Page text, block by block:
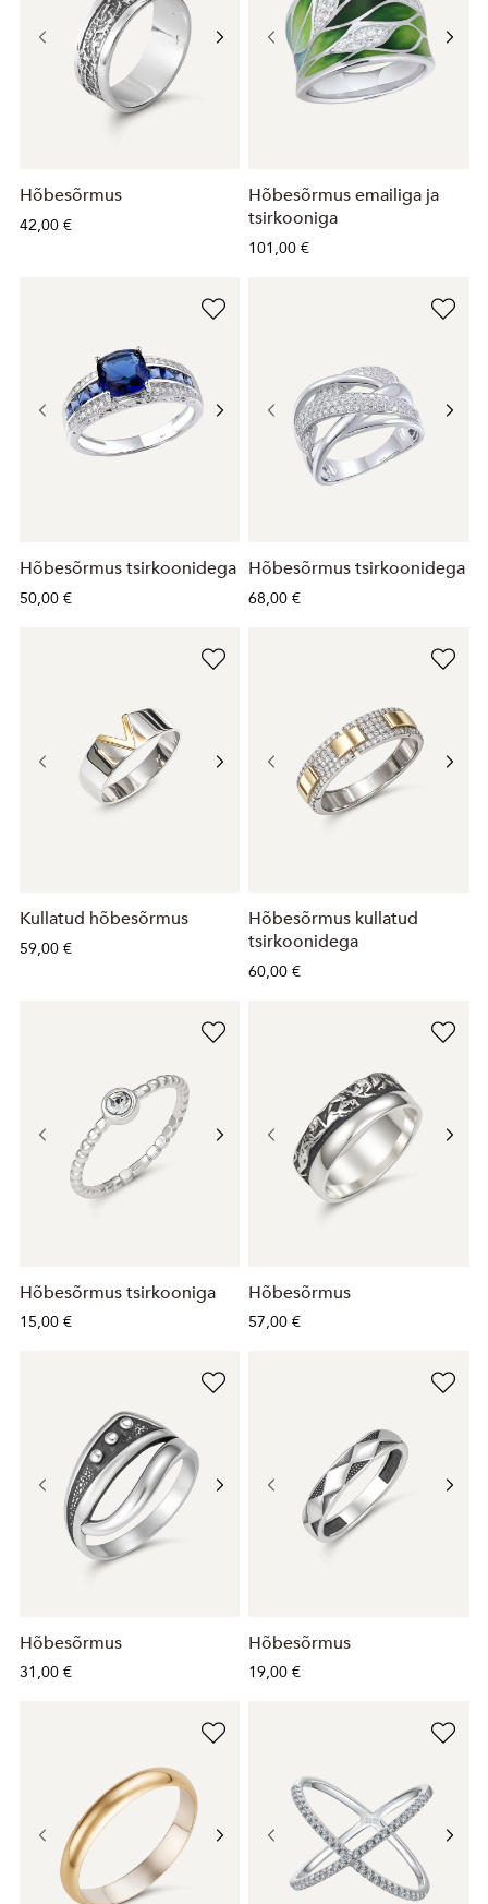
Hõbesõrmus
42,00 €
Hõbesõrmus emailiga ja
tsirkooniga
101,00 €
Hõbesõrmus tsirkoonidega
50,00 €
Hõbesõrmus tsirkoonidega
68,00 €
Kullatud hõbesõrmus
59,00 €
Hõbesõrmus kullatud
tsirkoonidega
60,00 €
Hõbesõrmus tsirkooniga
15,00 €
Hõbesõrmus
57,00 €
Hõbesõrmus
31,00 €
Hõbesõrmus
19,00 €